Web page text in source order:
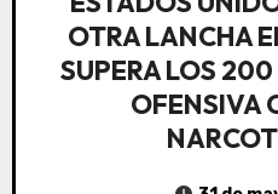
OTRA LANCHA
SUPERA LOS
OFENSIVA